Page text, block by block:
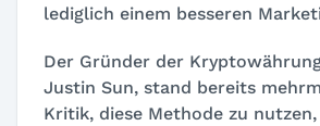
lediglich einem besseren
Der Gründer der
Justin Sun, stand bereits
Kritik, diese Methode zu